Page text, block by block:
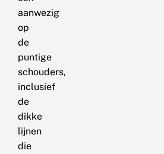
aanwezig
op
de
puntige
schouders,
inclusief
de
dikke
lijnen
die